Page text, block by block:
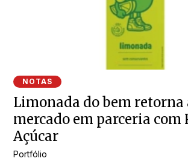
NOTAS
Limonada do bem retorna
mercado em parceria com
Açúcar
Portfólio